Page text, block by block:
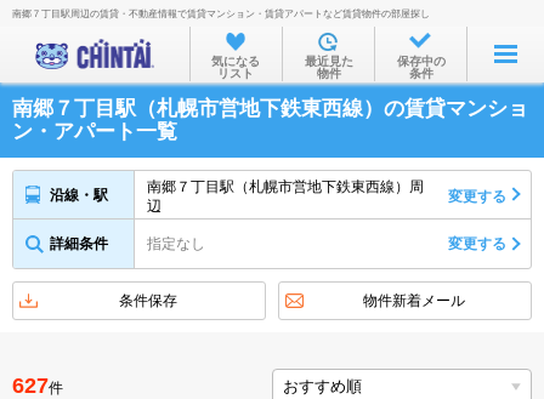
お部屋を探す
沿線・駅から
住所から
家賃相場から
不動産会社から
南郷７丁目駅周辺の賃貸・不動産情報で賃貸マンション・賃貸アパートなど賃貸物件の部屋探し
気になる
リスト
最近見た
物件
保存中の
条件
南郷７丁目駅（札幌市営地下鉄東西線）の賃貸マンショ
ン・アパート一覧
沿線・駅
南郷７丁目駅（札幌市営地下鉄東西線）周
辺
変更する
詳細条件 指定なし 変更する
条件保存 物件新着メール
627件